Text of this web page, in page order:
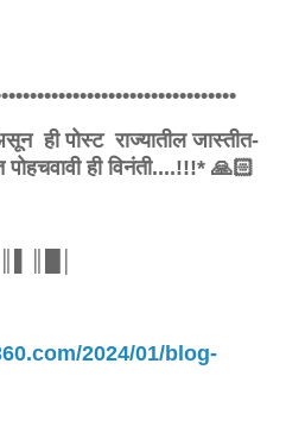
ही पोस्ट राज्यातील जास्तीत-
पोहचवावी ही विनंती....!!!* 🙏🏻
║▌║█│
2024/01/blog-